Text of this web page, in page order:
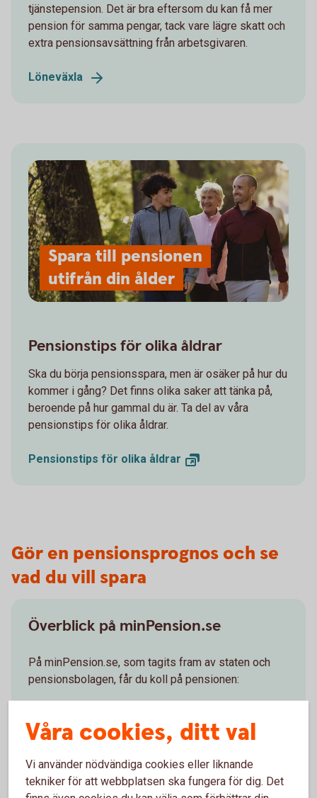
tjänstepension. Det är bra eftersom du kan få mer
pension för samma pengar, tack vare lägre skatt och
extra pensionsavsättning från arbetsgivaren.
Löneväxla
Spara till pensionen
utifrån din ålder
Pensionstips för olika åldrar
Ska du börja pensionsspara, men är osäker på hur du
kommer i gång? Det finns olika saker att tänka på,
beroende på hur gammal du är. Ta del av våra
pensionstips för olika åldrar.
Pensionstips för olika åldrar
Gör en pensionsprognos och se
vad du vill spara
Överblick på minPension.se
På minPension.se, som tagits fram av staten och
pensionsbolagen, får du koll på pensionen:
automatiskt när du registrerar dig.
Tjänsten – snabb, enkel, oberoende och
Gör en pensionsprognos – se vad du förväntas
få i pension.
Våra cookies, ditt val
Vi använder nödvändiga cookies eller liknande
tekniker för att webbplatsen ska fungera för dig. Det